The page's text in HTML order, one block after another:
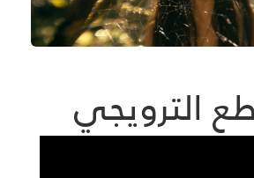
الترويجي